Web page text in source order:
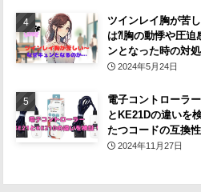
ツインレイ胸が苦
は⁈胸の動悸や圧迫
ンとなった時の対
2024年5月24日
電子コントローラ
とKE21Dの違いを
たつコードの互換
2024年11月27日